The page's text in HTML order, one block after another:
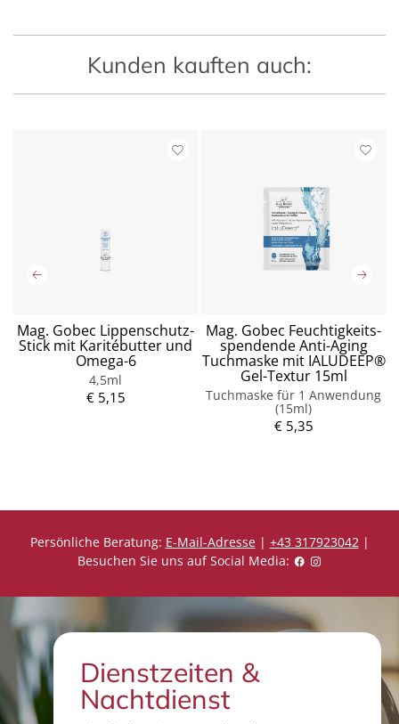
Kunden kauften auch:
Mag. Gobec Lippenschutz-
Stick mit Karitébutter und
Omega-6
4,5ml
€ 5,15
Mag. Gobec Feuchtigkeits-
spendende Anti-Aging
Tuchmaske mit IALUDEEP®
Gel-Textur 15ml
Tuchmaske für 1 Anwendung
(15ml)
€ 5,35
P
r
Persönliche Beratung: E-Mail-Adresse| +43 317923042|
Besuchen Sie uns auf Social Media:
Dienstzeiten &
Nachtdienst